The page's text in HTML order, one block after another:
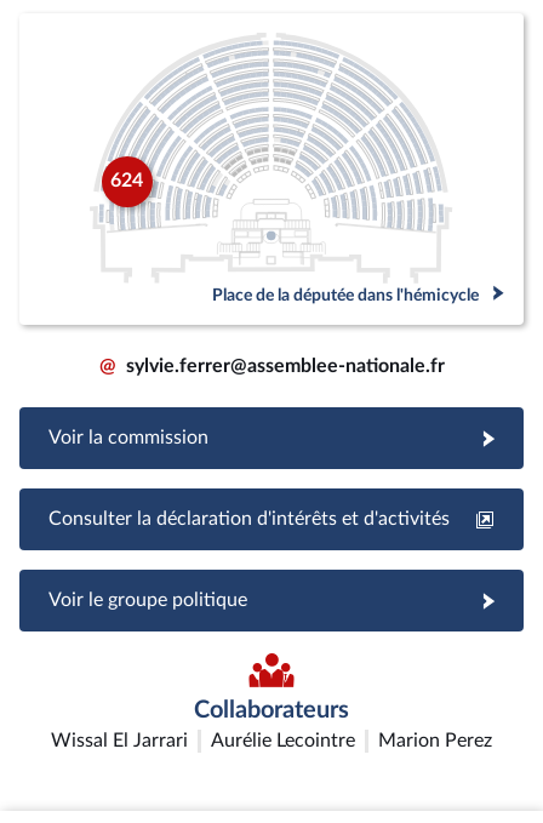
624
Place de la députée dans l'hémicycle
@ sylvie.ferrer@assemblee-nationale.fr
Voir la commission
Consulter la déclaration d'intérêts et d'activités
Voir le groupe politique
Collaborateurs
Wissal El Jarrari Aurélie Lecointre Marion Perez